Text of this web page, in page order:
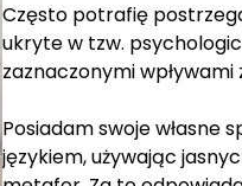
Często potrafię
ukryte w tzw.
zaznaczonymi
Posiadam swoje własne
językiem, używając